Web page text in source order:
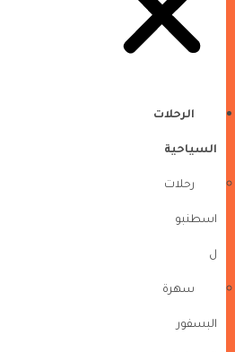
الرحلات
السياحية
رحلات
اسطنبو
ل
سهرة
البسفور